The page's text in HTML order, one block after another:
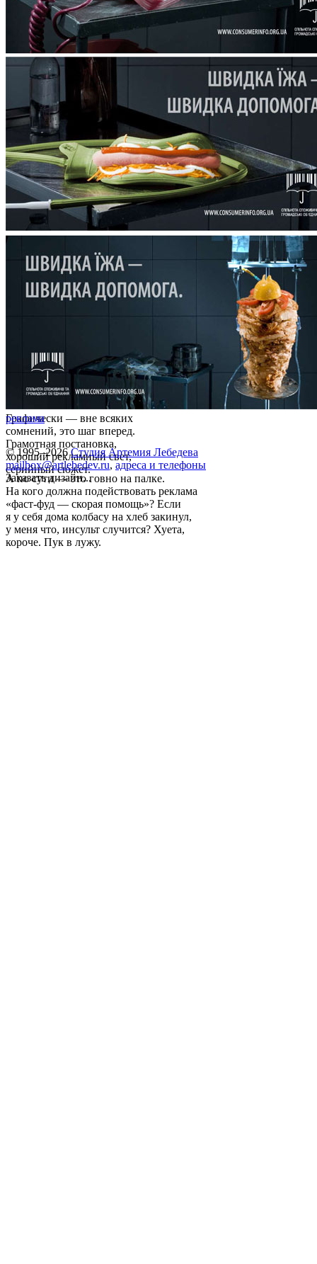
Графически — вне всяких
сомнений, это шаг вперед.
Грамотная постановка,
хороший рекламный свет,
серийный сюжет.
А по сути — это говно на палке.
На кого должна подействовать реклама
«фаст-фуд — скорая помощь»? Если
я у себя дома колбасу на хлеб закинул,
у меня что, инсульт случится? Хуета,
короче. Пук в лужу.
реклама
© 1995–2026 Студия Артемия Лебедева
mailbox@artlebedev.ru, адреса и телефоны
Заказать дизайн...